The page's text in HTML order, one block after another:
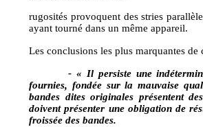
rugosités provoquent des stries
ayant tourné dans un même appareil.
Les conclusions les plus marquantes de
- « Il persiste une
fournies, fondée sur la mauvaise
bandes dites originales présentent
doivent présenter une obligation de
froissée des bandes.